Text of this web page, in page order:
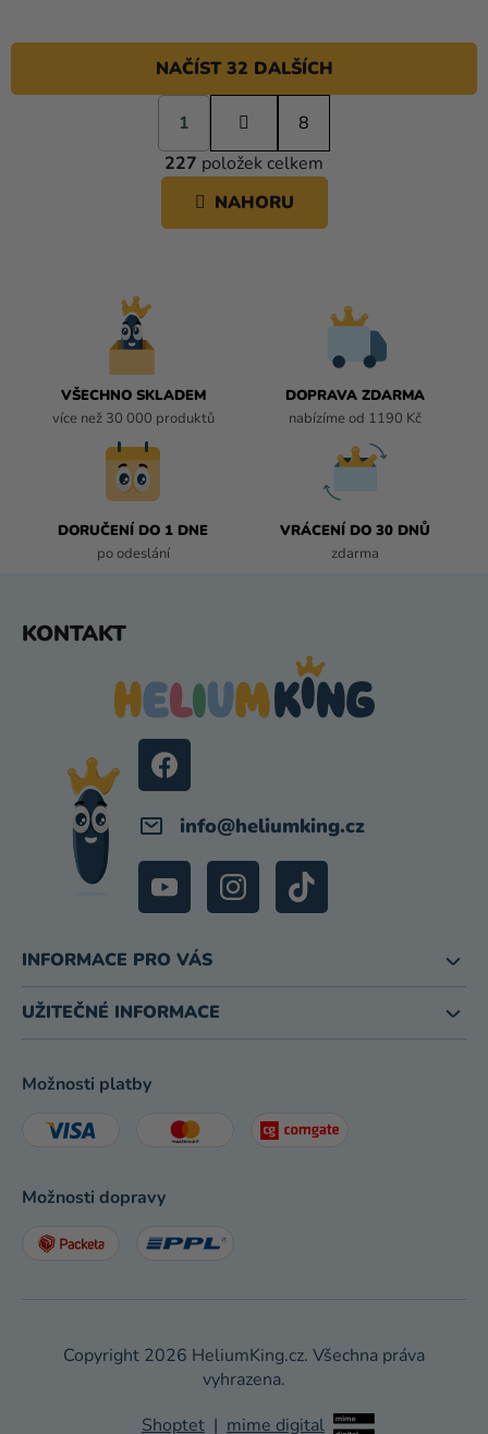
O
V
L
Á
NAČÍST 32 DALŠÍCH
S
t
r
á
k
o
1
8
227 položek celkem
NAHORU
VŠECHNO SKLADEM
více než 30 000 produktů
DOPRAVA ZDARMA
nabízíme od 1190 Kč
DORUČENÍ DO 1 DNE
po odeslání
VRÁCENÍ DO 30 DNŮ
zdarma
KONTAKT
info@heliumking.cz
INFORMACE PRO VÁS
UŽITEČNÉ INFORMACE
Možnosti platby
Možnosti dopravy
Shoptet | mime digital
Copyright 2026 HeliumKing.cz. Všechna práva
vyhrazena.